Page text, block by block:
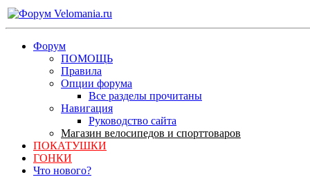
Форум
ПОМОЩЬ
Правила
Опции форума
Все разделы прочитаны
Навигация
Руководство сайта
Магазин велосипедов и спорттоваров
ПОКАТУШКИ
ГОНКИ
Что нового?